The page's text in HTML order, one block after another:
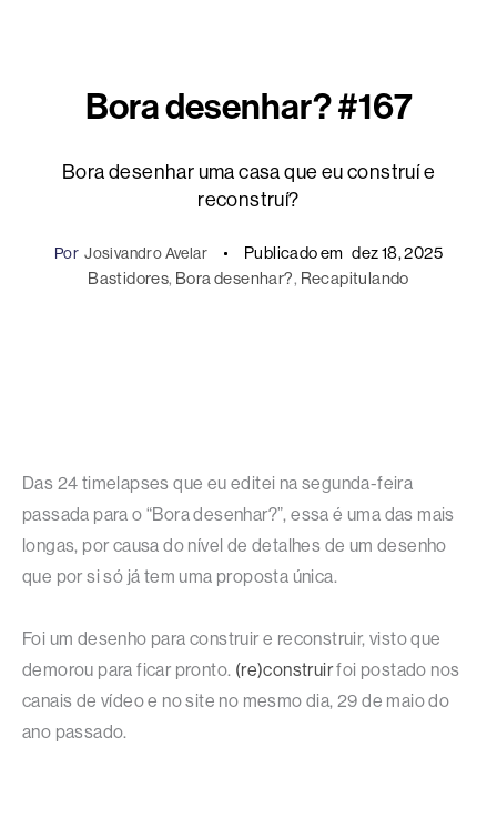
Bora desenhar? #167
Bora desenhar uma casa que eu construí e
reconstruí?
Por Josivandro Avelar Publicado em dez 18, 2025
Bastidores, Bora desenhar?, Recapitulando
Das 24 timelapses que eu editei na segunda-feira
passada para o “Bora desenhar?”, essa é uma das mais
longas, por causa do nível de detalhes de um desenho
que por si só já tem uma proposta única.
Foi um desenho para construir e reconstruir, visto que
demorou para ficar pronto. (re)construirfoi postado nos
canais de vídeo e no site no mesmo dia, 29 de maio do
ano passado.